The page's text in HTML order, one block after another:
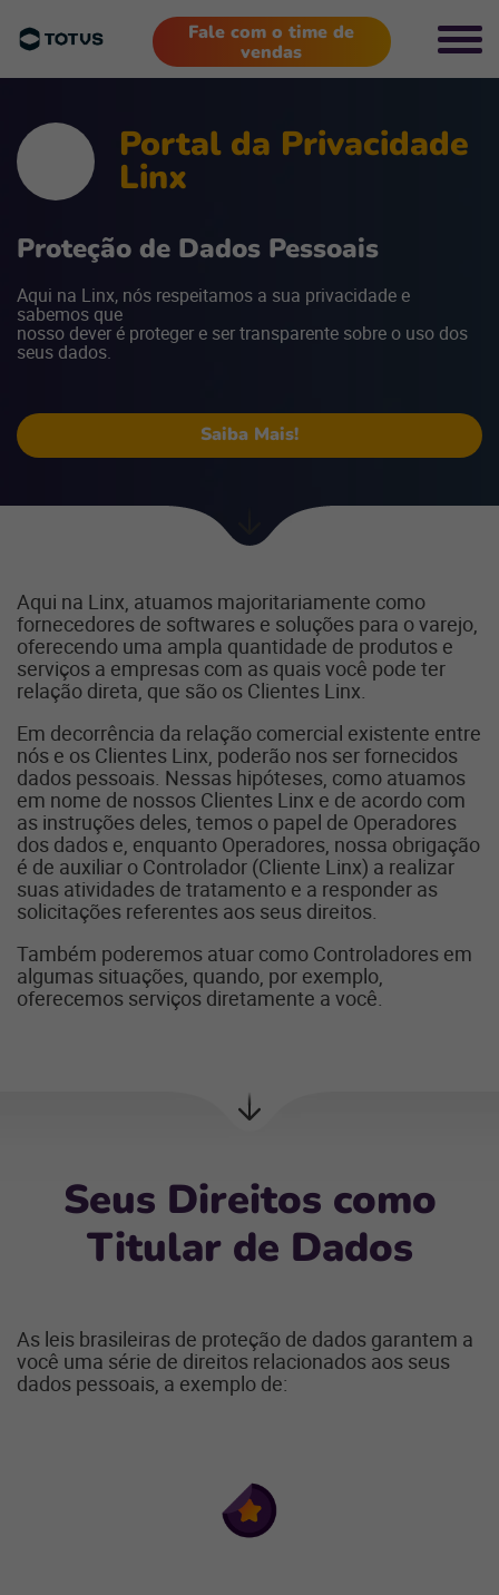
Fale com o time de
vendas
Portal da Privacidade
Linx
Proteção de Dados Pessoais
Aqui na Linx, nós respeitamos a sua privacidade e
sabemos que
nosso dever é proteger e ser transparente sobre o uso dos
seus dados.
Saiba Mais!
Aqui na Linx, atuamos majoritariamente como
fornecedores de softwares e soluções para o varejo,
oferecendo uma ampla quantidade de produtos e
serviços a empresas com as quais você pode ter
relação direta, que são os Clientes Linx.
Em decorrência da relação comercial existente entre
nós e os Clientes Linx, poderão nos ser fornecidos
dados pessoais. Nessas hipóteses, como atuamos
em nome de nossos Clientes Linx e de acordo com
as instruções deles, temos o papel de Operadores
dos dados e, enquanto Operadores, nossa obrigação
é de auxiliar o Controlador (Cliente Linx) a realizar
suas atividades de tratamento e a responder as
solicitações referentes aos seus direitos.
Também poderemos atuar como Controladores em
algumas situações, quando, por exemplo,
oferecemos serviços diretamente a você.
Próxima
Seus Direitos como
Titular de Dados
As leis brasileiras de proteção de dados garantem a
você uma série de direitos relacionados aos seus
dados pessoais, a exemplo de: